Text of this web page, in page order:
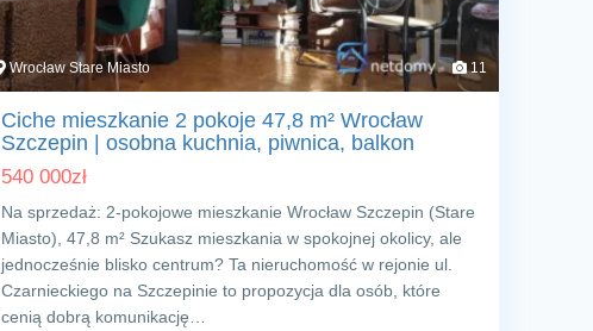
Wrocław Stare Miasto 11
Ciche mieszkanie 2 pokoje 47,8 m² Wrocław
Szczepin | osobna kuchnia, piwnica, balkon
540 000zł
Na sprzedaż: 2-pokojowe mieszkanie Wrocław Szczepin (Stare
Miasto), 47,8 m² Szukasz mieszkania w spokojnej okolicy, ale
jednocześnie blisko centrum? Ta nieruchomość w rejonie ul.
Czarnieckiego na Szczepinie to propozycja dla osób, które
cenią dobrą komunikację…